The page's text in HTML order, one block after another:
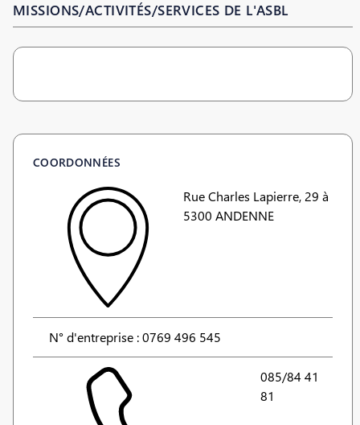
MISSIONS/ACTIVITÉS/SERVICES DE L'ASBL
COORDONNÉES
Rue Charles Lapierre, 29 à
5300 ANDENNE
N° d'entreprise : 0769 496 545
085/84 41
81